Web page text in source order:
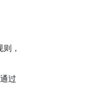
，
过